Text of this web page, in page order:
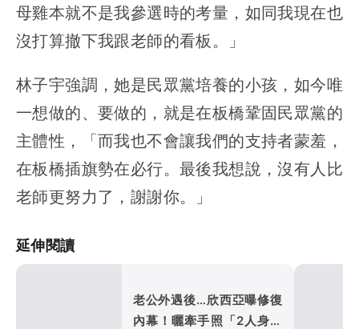
母雞本就不是我參選時的考量，如同我現在也
沒打算撤下我跟老師的看板。」
林子宇強調，她是民眾黨培養的小孩，如今唯
一想做的、要做的，就是在板橋鞏固民眾黨的
主體性，「而我也不會讓我們的支持者蒙羞，
在板橋插旗勢在必行。最後我想說，沒有人比
老師更努力了，謝謝你。」
延伸閱讀
老公外遇後…欣西亞曝修復
內幕！曬牽手照「2人身體